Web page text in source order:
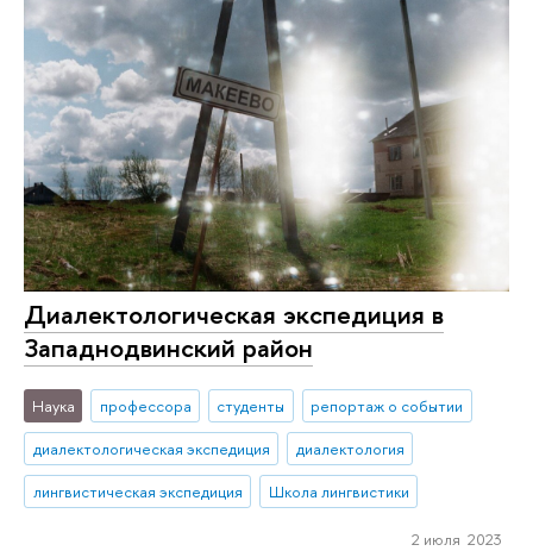
Диалектологическая экспедиция в
Западнодвинский район
Наука профессора студенты
репортаж о событии
диалектологическая экспедиция
диалектология
лингвистическая экспедиция
Школа лингвистики
2 июля 2023